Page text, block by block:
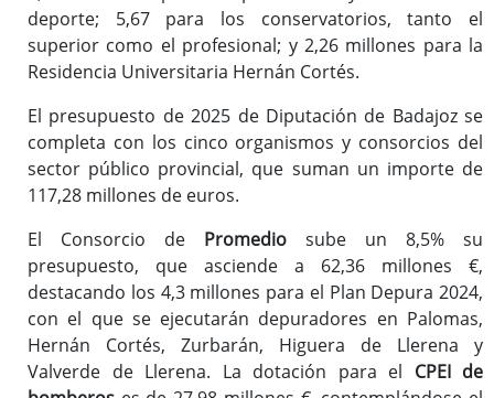
deporte; 5,67 para los conservatorios, tanto el
superior como el profesional; y 2,26 millones para la
Residencia Universitaria Hernán Cortés.
El presupuesto de 2025 de Diputación de Badajoz se
completa con los cinco organismos y consorcios del
sector público provincial, que suman un importe de
117,28 millones de euros.
El Consorcio de Promedio sube un 8,5% su
presupuesto, que asciende a 62,36 millones €,
destacando los 4,3 millones para el Plan Depura 2024,
con el que se ejecutarán depuradores en Palomas,
Hernán Cortés, Zurbarán, Higuera de Llerena y
Valverde de Llerena. La dotación para el CPEI de